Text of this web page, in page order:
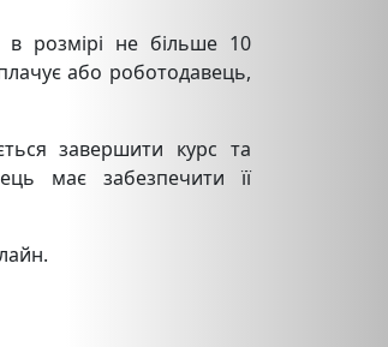
в розмірі не більше 10
або роботодавець,
завершити курс та
має забезпечити її